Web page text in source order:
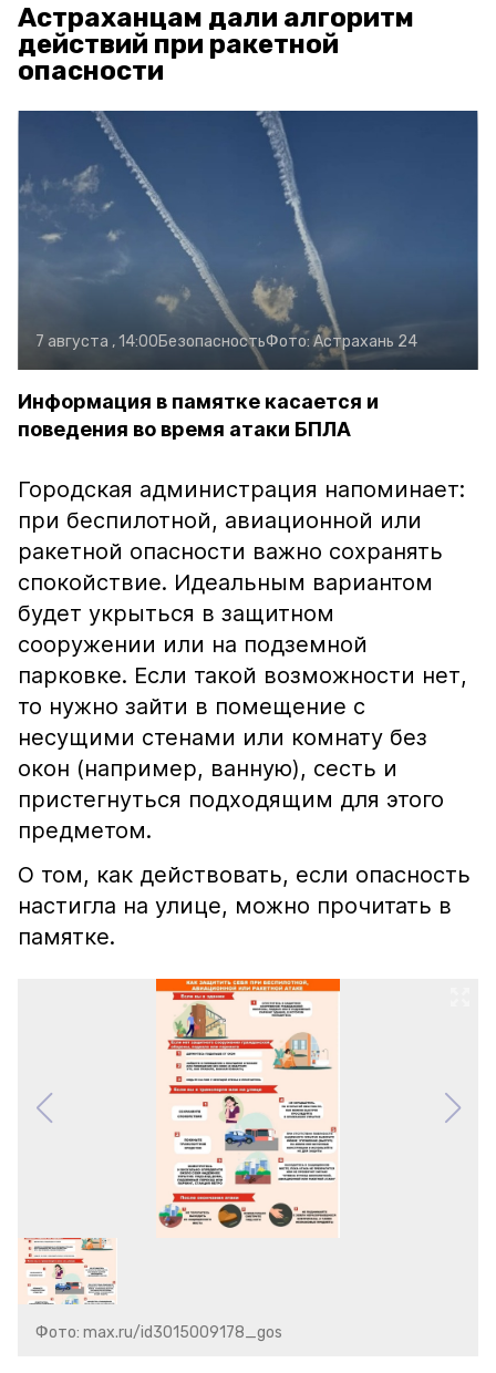
Астраханцам дали алгоритм
действий при ракетной
опасности
7 августа , 14:00БезопасностьФото: Астрахань 24
Информация в памятке касается и
поведения во время атаки БПЛА
Городская администрация напоминает:
при беспилотной, авиационной или
ракетной опасности важно сохранять
спокойствие. Идеальным вариантом
будет укрыться в защитном
сооружении или на подземной
парковке. Если такой возможности нет,
то нужно зайти в помещение с
несущими стенами или комнату без
окон (например, ванную), сесть и
пристегнуться подходящим для этого
предметом.
О том, как действовать, если опасность
настигла на улице, можно прочитать в
памятке.
Фото: max.ru/id3015009178_gos